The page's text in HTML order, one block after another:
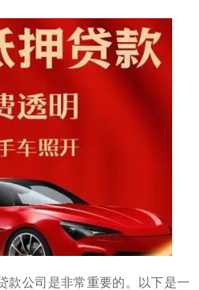
款公司是非常重要的。以下是一